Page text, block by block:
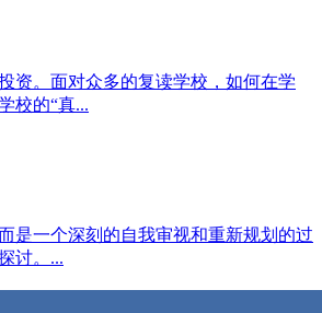
资。面对众多的复读学校，如何在学
校的“真...
是一个深刻的自我审视和重新规划的过
讨。...